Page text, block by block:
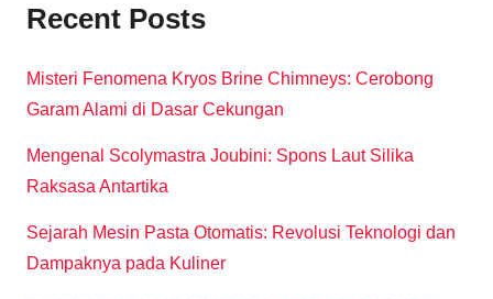
Recent Posts
Misteri Fenomena Kryos Brine Chimneys: Cerobong
Garam Alami di Dasar Cekungan
Mengenal Scolymastra Joubini: Spons Laut Silika
Raksasa Antartika
Sejarah Mesin Pasta Otomatis: Revolusi Teknologi dan
Dampaknya pada Kuliner